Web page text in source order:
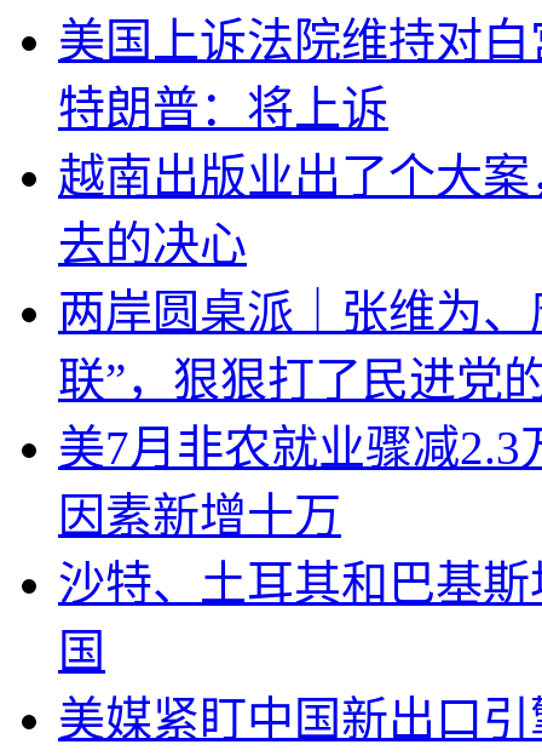
美国上诉法院维持对
特朗普：将上诉
越南出版业出了个大
去的决心
两岸圆桌派｜张维为
联”，狠狠打了民进党
美7月非农就业骤减
因素新增十万
沙特、土耳其和巴基
国
美媒紧盯中国新出口